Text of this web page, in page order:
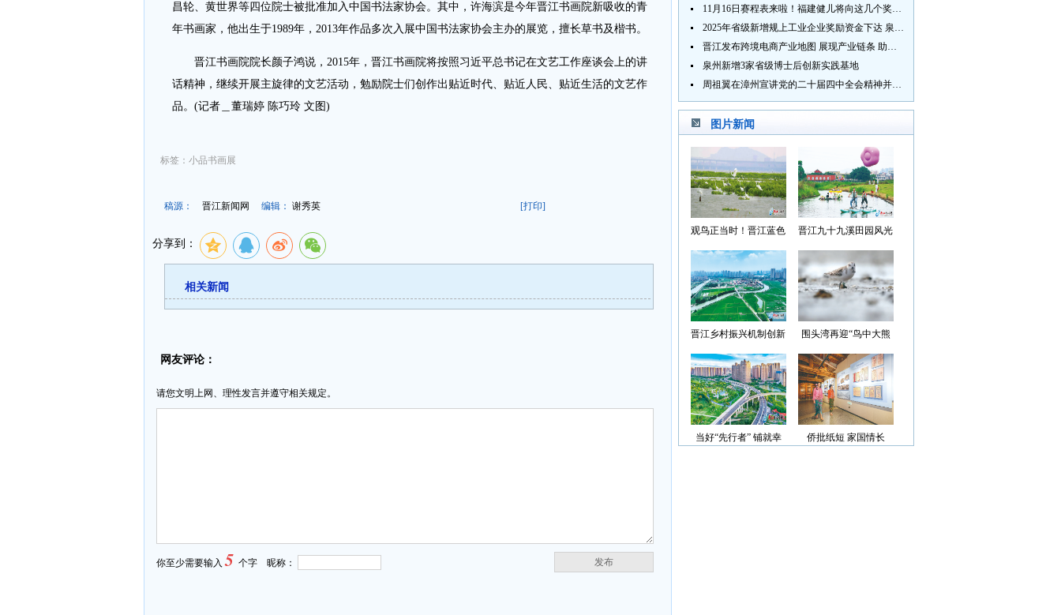
昌轮、黄世界等四位院士被批准加入中国书法家协会。其中，许海滨是今年晋江书画院新吸收的青
年书画家，他出生于1989年，2013年作品多次入展中国书法家协会主办的展览，擅长草书及楷书。
晋江书画院院长颜子鸿说，2015年，晋江书画院将按照习近平总书记在文艺工作座谈会上的讲
话精神，继续开展主旋律的文艺活动，勉励院士们创作出贴近时代、贴近人民、贴近生活的文艺作
品。(记者＿董瑞婷 陈巧玲 文图)
标签：小品书画展
稿源： 晋江新闻网 编辑： 谢秀英 [打印]
分享到：
相关新闻
网友评论：
请您文明上网、理性发言并遵守相关规定。
发布
你至少需要输入5 个字 昵称：
11月16日赛程表来啦！福建健儿将向这几个奖牌发起冲击→
2025年省级新增规上工业企业奖励资金下达 泉州市获补资金居全省首位
晋江发布跨境电商产业地图 展现产业链条 助力“晋品出海”
泉州新增3家省级博士后创新实践基地
周祖翼在漳州宣讲党的二十届四中全会精神并调研
图片新闻
观鸟正当时！晋江蓝色
晋江九十九溪田园风光
光”首批认定名单
晋江乡村振兴机制创新
围头湾再迎“鸟中大熊
当好“先行者” 铺就幸
侨批纸短 家国情长